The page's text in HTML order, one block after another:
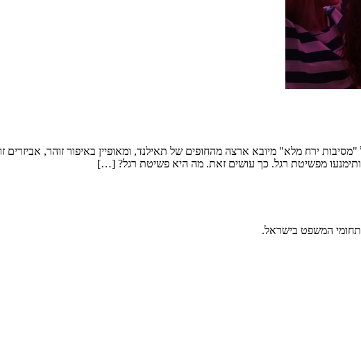
"מסיבות ירח מלא" מיובא ארצה מהחופים של תאילנד, ומאופיין באיפור זוהר,
ותימנעו מפשיטת רגל. כך עושים זאת. מה היא פשיטת רגל? […]
תחומי המשפט בישראל.